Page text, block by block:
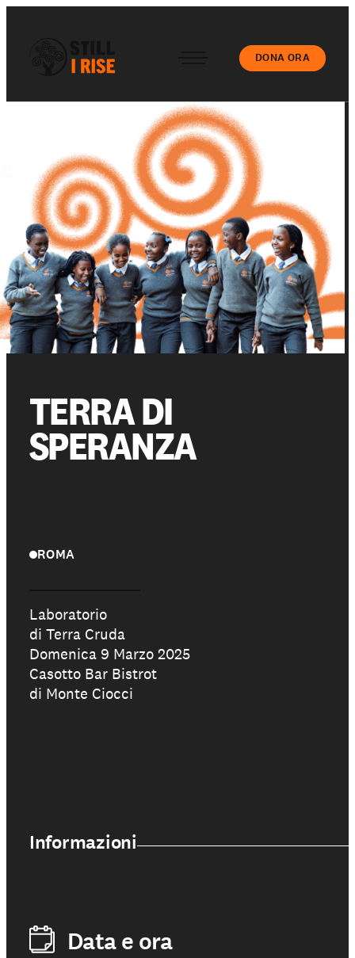
Chi siamo
Il nostro lavoro
Le nostre Scuole
Partecipa
Sostienici
DONA ORA
TERRA DI
SPERANZA
ROMA
Laboratorio
di Terra Cruda
Domenica 9 Marzo 2025
Casotto Bar Bistrot
di Monte Ciocci
Informazioni
Data e ora